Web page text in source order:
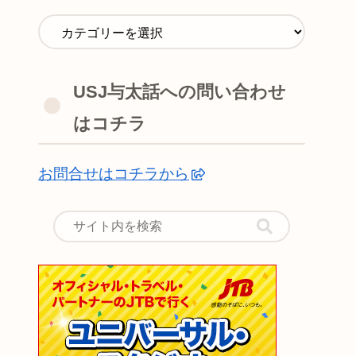
USJ与太話への問い合わせ
はコチラ
お問合せはコチラから